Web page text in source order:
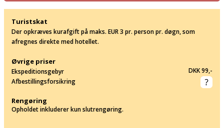
Turistskat
Der opkræves kurafgift på maks. EUR 3 pr. person pr. døgn, som
afregnes direkte med hotellet.
Øvrige priser
Ekspeditionsgebyr
DKK 99,-
Afbestillingsforsikring
Rengøring
Opholdet inkluderer kun slutrengøring.